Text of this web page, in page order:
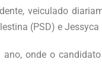
veiculado
(PSD) e
onde o